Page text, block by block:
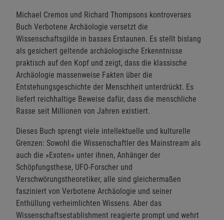
Michael Cremos und Richard Thompsons kontroverses
Buch Verbotene Archäologie versetzt die
Wissenschaftsgilde in basses Erstaunen. Es stellt bislang
als gesichert geltende archäologische Erkenntnisse
praktisch auf den Kopf und zeigt, dass die klassische
Archäologie massenweise Fakten über die
Entstehungsgeschichte der Menschheit unterdrückt. Es
liefert reichhaltige Beweise dafür, dass die menschliche
Rasse seit Millionen von Jahren existiert.
Dieses Buch sprengt viele intellektuelle und kulturelle
Grenzen: Sowohl die Wissenschaftler des Mainstream als
auch die »Exoten« unter ihnen, Anhänger der
Schöpfungsthese, UFO-Forscher und
Verschwörungstheoretiker, alle sind gleichermaßen
fasziniert von Verbotene Archäologie und seiner
Enthüllung verheimlichten Wissens. Aber das
Wissenschaftsestablishment reagierte prompt und wehrt